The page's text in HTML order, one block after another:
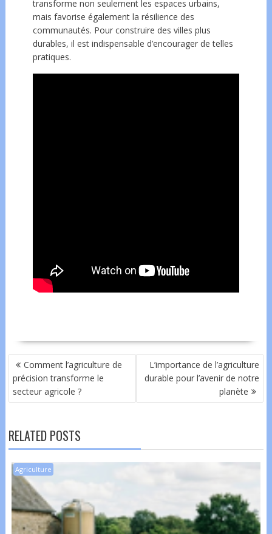
transforme non seulement les espaces urbains,
mais favorise également la résilience des
communautés. Pour construire des villes plus
durables, il est indispensable d’encourager de telles
pratiques.
NAVIGATION
DE
L’ARTICLE
Comment l’agriculture de
précision transforme le
secteur agricole ?
L’importance de l’agriculture
durable pour l’avenir de notre
planète
RELATED POSTS
Agriculture